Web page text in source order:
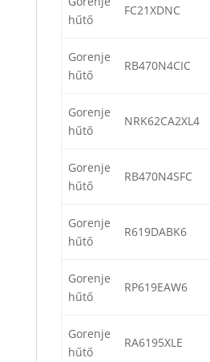
hűtő
FC21XDNC
Gorenje
hűtő
RB470N4CIC
Gorenje
hűtő
NRK62CA2XL4
Gorenje
hűtő
RB470N4SFC
Gorenje
hűtő
R619DABK6
Gorenje
hűtő
RP619EAW6
Gorenje
hűtő
RA6195XLE